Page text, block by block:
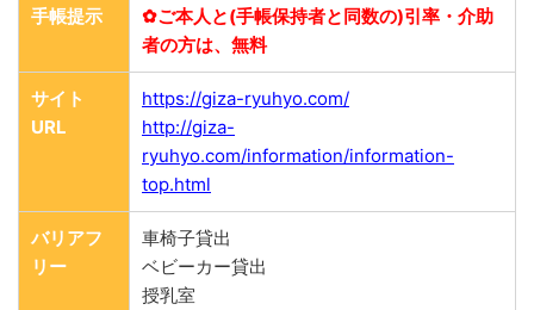
手帳提示
✿ご本人と(手帳保持者と同数の)引率・介助
者の方は、無料
サイト
URL
https://giza-ryuhyo.com/
http://giza-
ryuhyo.com/information/information-
top.html
バリアフ
リー
車椅子貸出
ベビーカー貸出
授乳室